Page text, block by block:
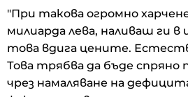
"При такова огромно
милиарда лева, наливаш ги
това вдига цените.
Това трябва да бъде
чрез намаляване на